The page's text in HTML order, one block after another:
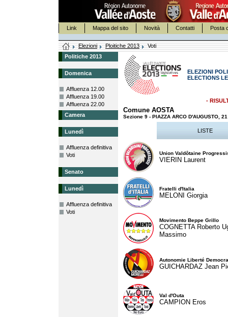
Link Mappa del sito Novità Contatti Posta
Elezioni Ploitiche 2013
Voti
Politiche 2013
Domenica
Affluenza 12.00
Affluenza 19.00
Affluenza 22.00
Camera
Lunedì
Affluenza definitiva
Voti
Senato
Lunedì
Affluenza definitiva
Voti
ELEZIONI
ELECTIONS
-
Comune AOSTA
Sezione 9 - PIAZZA ARCO D'AUGUSTO,
LISTE
Union Valdôtaine
VIERIN Laurent
Fratelli d'Italia
MELONI Giorgia
Movimento Beppe Grillo
COGNETTA Roberto
Massimo
Autonomie Liberté
GUICHARDAZ Jean
Val d'Outa
CAMPION Eros